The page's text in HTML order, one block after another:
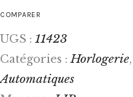
COMPARER
UGS : 11423
Catégories :Horlogerie
Automatiques